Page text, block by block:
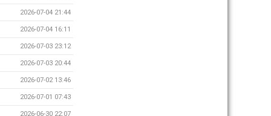
2026-07-04 21:44
2026-07-04 16:11
2026-07-03 23:12
2026-07-03 20:44
2026-07-02 13:46
2026-07-01 07:43
2026-06-30 22:07